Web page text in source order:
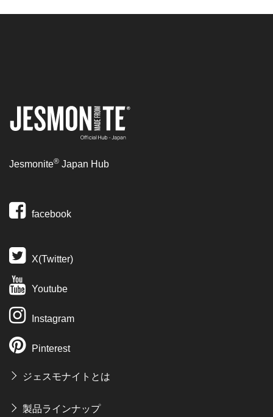
Jesmonite® Japan Hub
facebook
X(Twitter)
Youtube
Instagram
Pinterest
ジェスモナイトとは
製品ラインナップ